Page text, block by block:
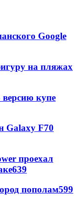
Google
на пляжах
купе
Galaxy F70
проехал
639
пополам599